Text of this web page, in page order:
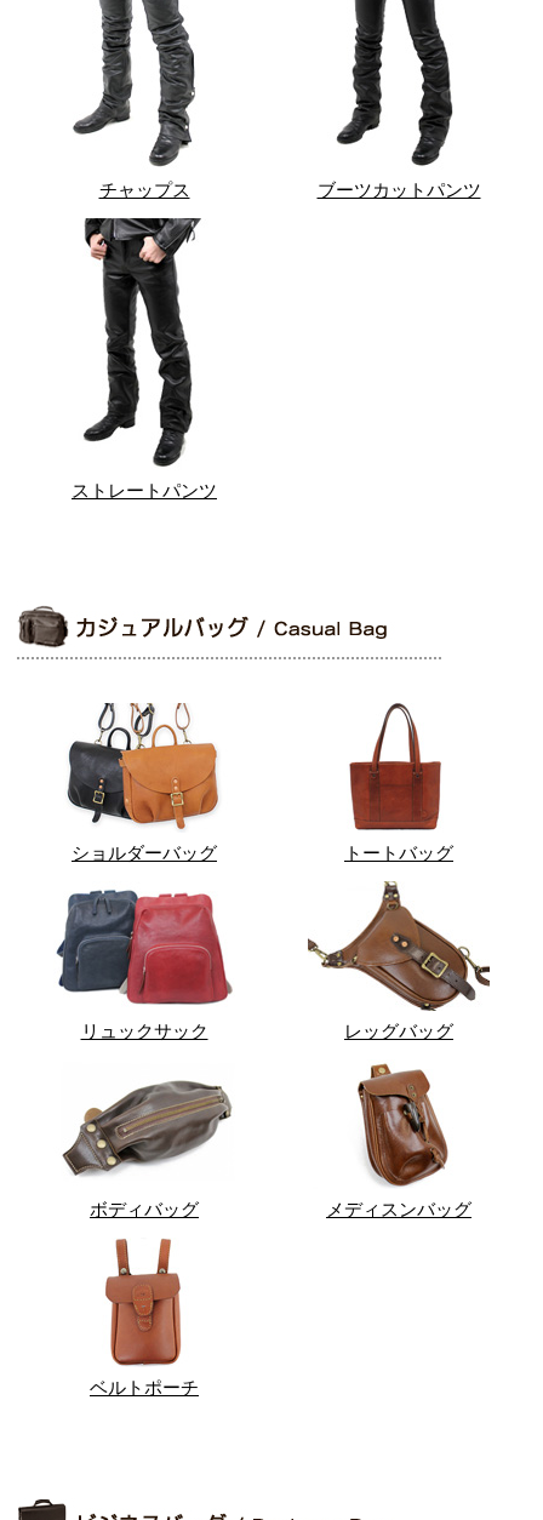
チャップス ブーツカットパンツ
ストレートパンツ
ショルダーバッグ トートバッグ
リュックサック レッグバッグ
ボディバッグ メディスンバッグ
ベルトポーチ